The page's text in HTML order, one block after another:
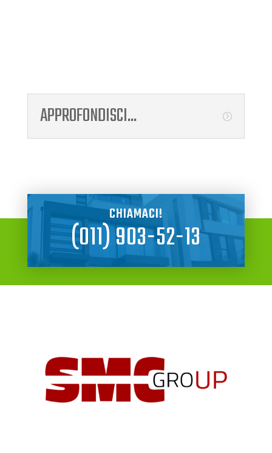
APPROFONDISCI...
CHIAMACI!
(011) 903-52-13